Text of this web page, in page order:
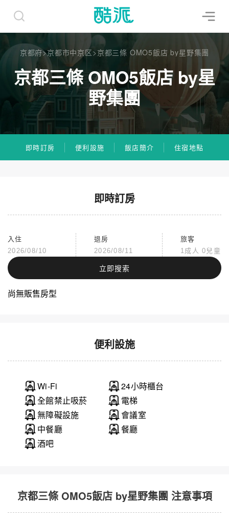
京都府>京都市中京区>京都三條 OMO5飯店 by星野集團
京都三條 OMO5飯店 by星
野集團
即時訂房 便利設施 飯店簡介 住宿地點
即時訂房
入住
2026/08/10
退房
2026/08/11
旅客
1成人 0兒童
立即搜索
尚無販售房型
便利設施
Wi-Fi
24小時櫃台
全館禁止吸菸
電梯
無障礙設施
會議室
中餐廳
餐廳
酒吧
京都三條 OMO5飯店 by星野集團 注意事項